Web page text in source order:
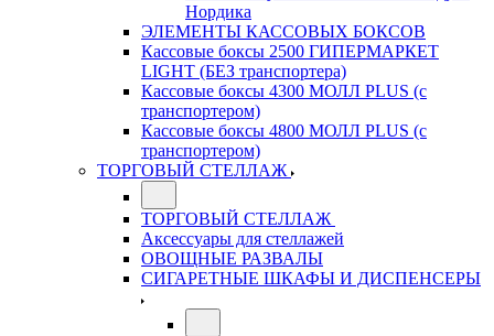
Нордика
ЭЛЕМЕНТЫ КАССОВЫХ БОКСОВ
Кассовые боксы 2500 ГИПЕРМАРКЕТ
LIGHT (БЕЗ транспортера)
Кассовые боксы 4300 МОЛЛ PLUS (с
транспортером)
Кассовые боксы 4800 МОЛЛ PLUS (с
транспортером)
ТОРГОВЫЙ СТЕЛЛАЖ
ТОРГОВЫЙ СТЕЛЛАЖ
Аксессуары для стеллажей
ОВОЩНЫЕ РАЗВАЛЫ
СИГАРЕТНЫЕ ШКАФЫ И ДИСПЕНСЕРЫ